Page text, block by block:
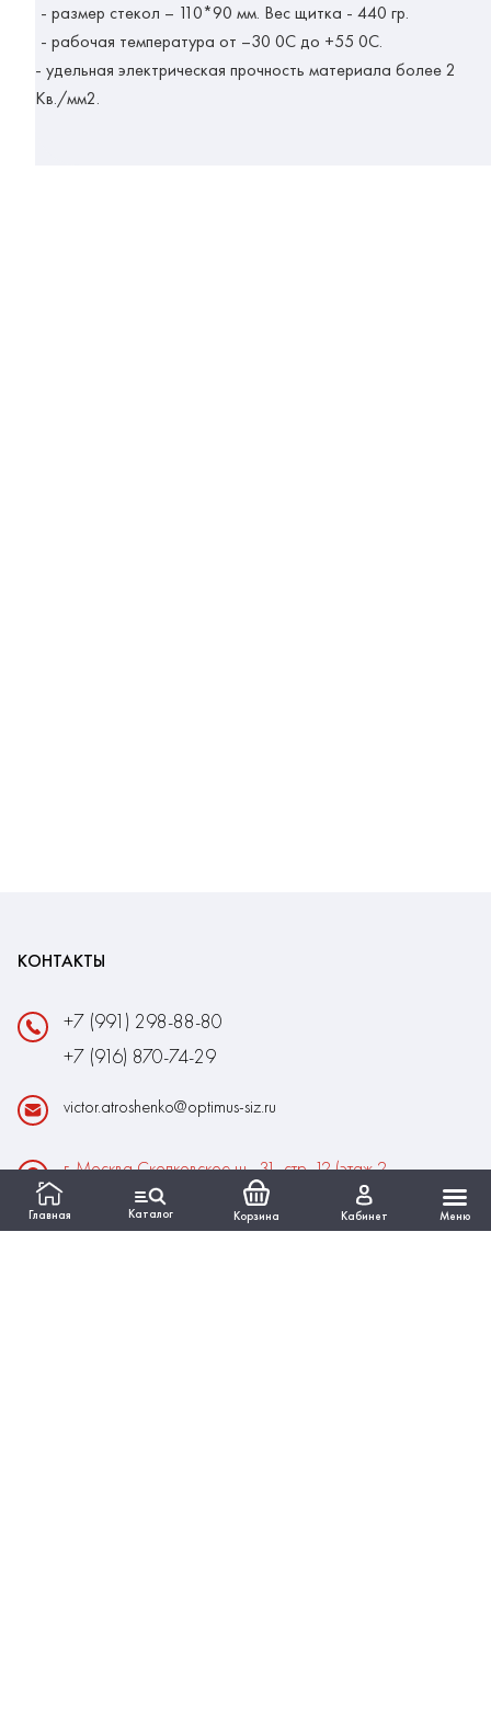
Главная Каталог Корзина Кабинет Меню
- размер стекол – 110*90 мм. Вес щитка - 440 гр.
- рабочая температура от –30 0С до +55 0С.
- удельная электрическая прочность материала более 2
Кв./мм2.
КОНТАКТЫ
+7 (991) 298-88-80
+7 (916) 870-74-29
victor.atroshenko@optimus-siz.ru
г. Москва Сколковское ш., 31, стр. 12 (этаж 2,
помещение 22)
Время работы: